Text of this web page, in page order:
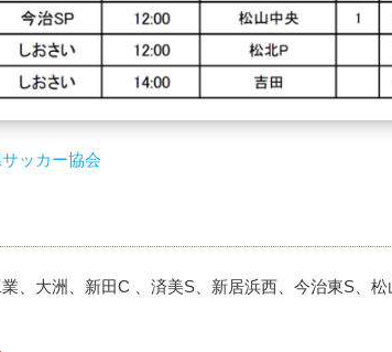
ッカー協会
、大洲、新田C 、済美S、新居浜西、今治東S、